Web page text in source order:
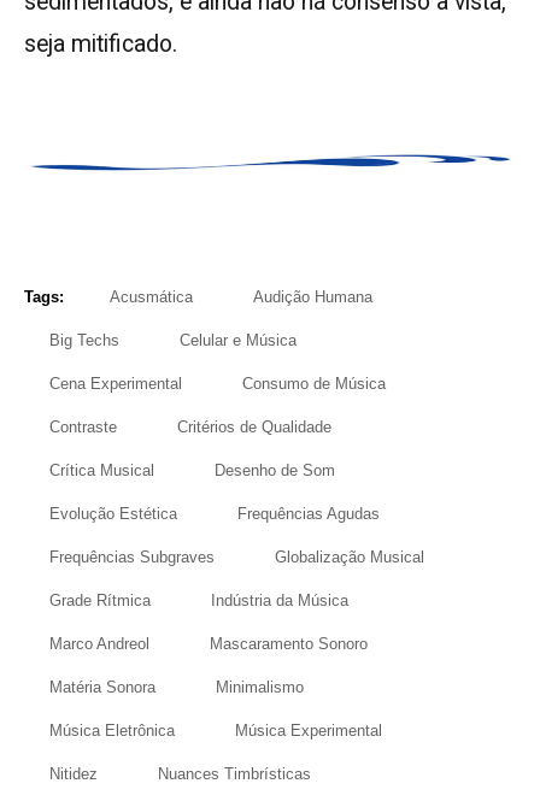
seja mitificado.
Tags: Acusmática Audição Humana
Big Techs Celular e Música
Cena Experimental Consumo de Música
Contraste Critérios de Qualidade
Crítica Musical Desenho de Som
Evolução Estética Frequências Agudas
Frequências Subgraves Globalização Musical
Grade Rítmica Indústria da Música
Marco Andreol Mascaramento Sonoro
Matéria Sonora Minimalismo
Música Eletrônica Música Experimental
Nitidez Nuances Timbrísticas